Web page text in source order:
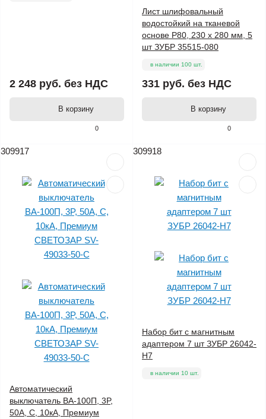
0
2 248 руб. без НДС
В корзину
0
Лист шлифовальный
водостойкий на тканевой
основе Р80, 230 х 280 мм, 5
шт ЗУБР 35515-080
в наличии 100 шт.
331 руб. без НДС
В корзину
309917
Автоматический
выключатель ВА-100П, 3P,
50А, C, 10кА, Премиум
309918
Набор бит с магнитным
адаптером 7 шт ЗУБР 26042-
H7
в наличии 10 шт.